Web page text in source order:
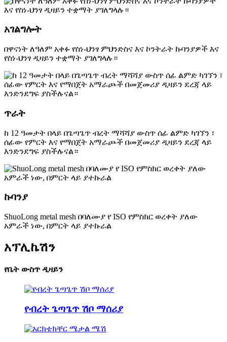
አገልግሎት
በዋናነት ለዓለም አቀፉ የስነ-ህንፃ ምህንድስና እና ኮንትራት ኩባንያዎች እና
የስነ-ህንፃ ዲዛይን ተቋማት ያገለግላሉ።
ጥራት
ከ 12 ዓመታት በላይ በጌጣጌጥ ብረት ማሻሻያ ውስጥ ሰፊ ልምድ ካገኘን ፣
ሰፊው የምርት እና የማበጀት አማራጮች በመጀመሪያ ዲዛይን ደረጃ ላይ
እንድንደግፍ ያስችሉናል።
ኩባንያ
ShuoLong metal mesh በባለሙያ የ ISO የምስክር ወረቀት ያለው
አምራች ነው, በምርት ላይ ያተኩራል
አፕሊኬሽን
የቤት ውስጥ ዲዛይን
የብረት ጌጣጌጥ ሽቦ ማሰሪያ